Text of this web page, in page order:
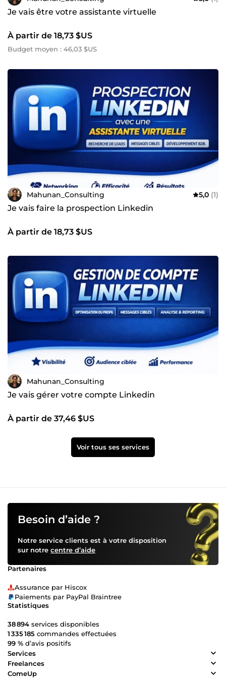
Je vais être votre assistante virtuelle
À partir de 18,73 $US
Budget moyen : 46,03 $US
Mahunan_Consulting 5,0 (1)
Je vais faire la prospection Linkedin
À partir de 18,73 $US
Mahunan_Consulting
Je vais gérer votre compte Linkedin
À partir de 37,46 $US
Voir tous ses services
Besoin d’aide ?
Notre service clients est à votre disposition
sur notre centre d’aide
Partenaires
Assurance par Hiscox
Paiements par PayPal Braintree
Statistiques
38 894 services disponibles
1 335 185 commandes effectuées
99 % d’avis positifs
Services
Freelances
ComeUp